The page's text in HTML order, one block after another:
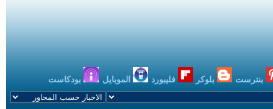
بنترست بلوكر فليبورد الموبايل بودكاست